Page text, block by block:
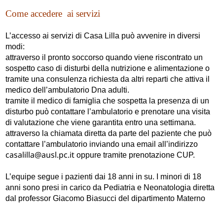
Come accedere ai servizi
L’accesso ai servizi di Casa Lilla può avvenire in diversi
modi:
attraverso il pronto soccorso quando viene riscontrato un
sospetto caso di disturbi della nutrizione e alimentazione o
tramite una consulenza richiesta da altri reparti che attiva il
medico dell’ambulatorio Dna adulti.
tramite il medico di famiglia che sospetta la presenza di un
disturbo può contattare l’ambulatorio e prenotare una visita
di valutazione che viene garantita entro una settimana.
attraverso la chiamata diretta da parte del paziente che può
contattare l’ambulatorio inviando una email all’indirizzo
casalilla@ausl.pc.it oppure tramite prenotazione CUP.
L’equipe segue i pazienti dai 18 anni in su. I minori di 18
anni sono presi in carico da Pediatria e Neonatologia diretta
dal professor Giacomo Biasucci del dipartimento Materno